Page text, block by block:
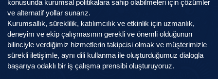
konusunda kurumsal politikalara sahip olabilmeleri için çözümler
ve alternatif yollar sunarız.
Kurumsallık, süreklilik, katılımcılık ve etkinlik için uzmanlık,
deneyim ve ekip çalışmasının gerekli ve önemli olduğunun
bilinciyle verdiğimiz hizmetlerin takipcisi olmak ve müşterimizle
sürekli iletişimle, aynı dili kullanma ile oluşturduğumuz dialogla
başarıya odaklı bir iş çalışma prensibi oluşturuyoruz.